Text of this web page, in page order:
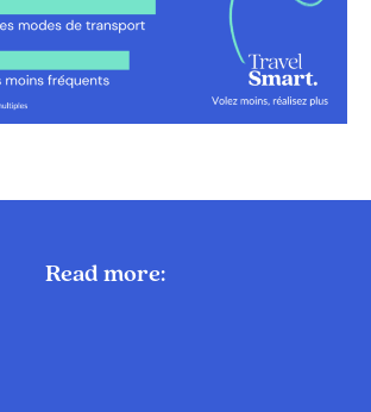
Read more: